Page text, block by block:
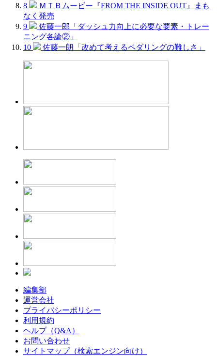
8
ＭＴＢムービー『FROM THE INSIDE OUT』まも
なく発売
9
佐藤一郎「ダッシュ力向上に必要な要素・トレー
ニング各論②」
10
佐藤一朗「改めて考えるペダリングの難しさ」
編集部
運営会社
プライバシーポリシー
利用規約
ヘルプ（Q&A）
お問い合わせ
サイトマップ（検索エンジン向け）